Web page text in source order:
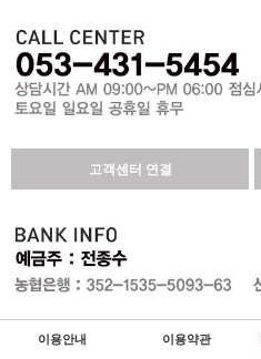
고객센터 연결
이용안내 이용약관